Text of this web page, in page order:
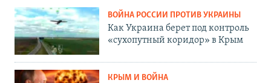
ВОЙНА РОССИИ ПРОТИВ УКРАИНЫ
Как Украина берет под контроль
«сухопутный коридор» в Крым
КРЫМ И ВОЙНА